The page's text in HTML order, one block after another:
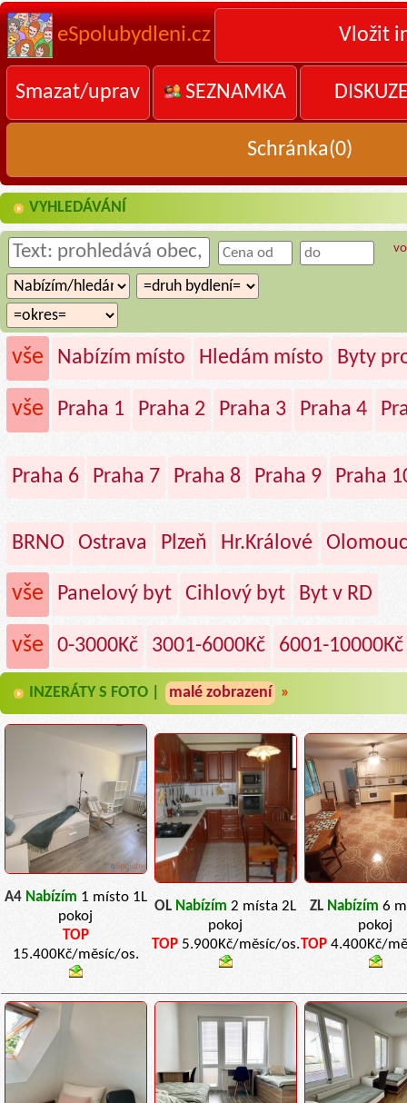
eSpolubydleni.cz Vložit
Smazat/uprav SEZNAMKA
Schránka(0)
VYHLEDÁVÁNÍ
vše Nabízím místo Hledám místo Byty
vše Praha 1 Praha 2 Praha 3 Praha 4
Praha 6 Praha 7 Praha 8 Praha 9 Praha
BRNO Ostrava Plzeň Hr.Králové Olomouc
vše Panelový byt Cihlový byt Byt v RD
vše 0-3000Kč 3001-6000Kč 6001-10000Kč
INZERÁTY S FOTO | malé zobrazení »
A4 Nabízím 1 místo 1L
pokoj
TOP
15.400Kč/měsíc/os.
OL Nabízím 2 místa 2L
pokoj
TOP5.900Kč/měsíc/os.
ZL Nabízím 6
pokoj
TOP 4.400Kč/